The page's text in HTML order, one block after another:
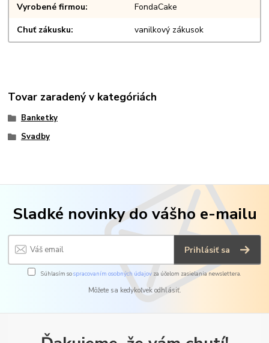
Vyrobené firmou FondaCake
Chuť zákusku vanilkový zákusok
Tovar zaradený v kategóriách
Banketky
Svadby
Sladké novinky do vášho e-mailu
Prihlásiť sa
Súhlasím sospracovaním osobných údajov za účelom zasielania newslettera.
Môžete sa kedykoľvek odhlásiť.